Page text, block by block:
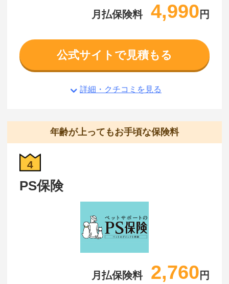
月払保険料 4,990 円
公式サイトで見積もる
詳細・クチコミを見る
年齢が上ってもお手頃な保険料
4
PS保険
月払保険料 2,760 円